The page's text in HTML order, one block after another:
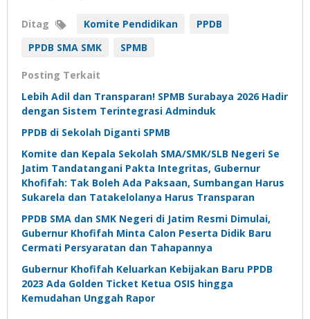
Ditag Komite Pendidikan
PPDB
PPDB SMA SMK
SPMB
Posting Terkait
Lebih Adil dan Transparan! SPMB Surabaya 2026 Hadir
dengan Sistem Terintegrasi Adminduk
PPDB di Sekolah Diganti SPMB
Komite dan Kepala Sekolah SMA/SMK/SLB Negeri Se
Jatim Tandatangani Pakta Integritas, Gubernur
Khofifah: Tak Boleh Ada Paksaan, Sumbangan Harus
Sukarela dan Tatakelolanya Harus Transparan
PPDB SMA dan SMK Negeri di Jatim Resmi Dimulai,
Gubernur Khofifah Minta Calon Peserta Didik Baru
Cermati Persyaratan dan Tahapannya
Gubernur Khofifah Keluarkan Kebijakan Baru PPDB
2023 Ada Golden Ticket Ketua OSIS hingga
Kemudahan Unggah Rapor